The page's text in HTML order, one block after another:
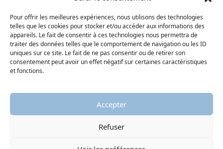
Pour offrir les meilleures expériences, nous utilisons des technologies
telles que les cookies pour stocker et/ou accéder aux informations des
appareils. Le fait de consentir à ces technologies nous permettra de
traiter des données telles que le comportement de navigation ou les ID
uniques sur ce site. Le fait de ne pas consentir ou de retirer son
consentement peut avoir un effet négatif sur certaines caractéristiques
et fonctions.
Accepter
Refuser
Datenschutz-Bestimmungen
ENTDECKEN SIE AUCH
© 2026 Protestantisches Museum